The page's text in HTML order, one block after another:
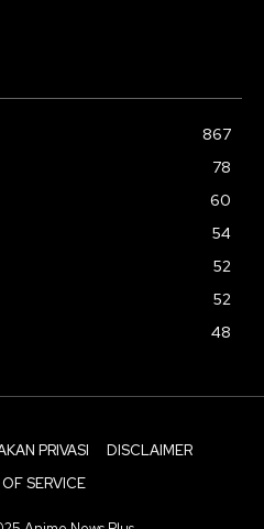
867
78
60
54
52
52
48
PRIVASI
DISCLAIMER
SERVICE